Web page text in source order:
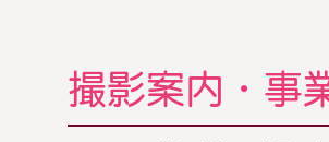
撮影案内・事